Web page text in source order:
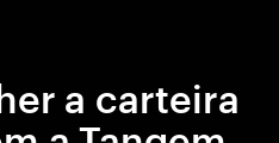
a carteira